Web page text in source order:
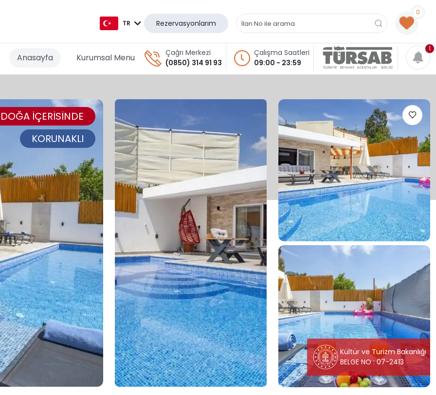
TR
RU
GR
Rezervasyonlarım
0
Anasayfa Kurumsal Menu
Çağrı Merkezi
(0850) 314 91 93
Çalışma Saatleri
09:00 - 23:59
1
DOĞA İÇERİSİNDE
KORUNAKLI
Kültür ve Turizm Bakanlığı
BELGE NO : 07-2413